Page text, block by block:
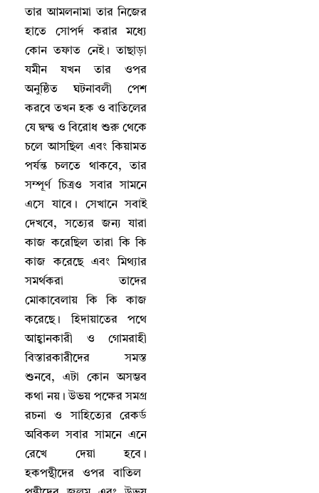
তার আমলনামা তার নিজের
হাতে সোপর্দ করার মধ্যে
কোন তফাত নেই। তাছাড়া
যমীন যখন তার ওপর
অনুষ্ঠিত ঘটনাবলী পেশ
করবে তখন হক ও বাতিলের
যে দ্বন্দ্ব ও বিরোধ শুরু থেকে
চলে আসছিল এবং কিয়ামত
পর্যন্ত চলতে থাকবে,তার
সম্পূর্ণ চিত্রও সবার সামনে
এসে যাবে। সেখানে সবাই
দেখবে,সত্যের জন্য যারা
কাজ করেছিল তারা কি কি
কাজ করেছে এবং মিথ্যার
সমর্থকরা তাদের
মোকাবেলায় কি কি কাজ
করেছে। হিদায়াতের পথে
আহ্বানকারী ও গোমরাহী
বিস্তারকারীদের সমস্ত
শুনবে,এটা কোন অসম্ভব
কথা নয়। উভয় পক্ষের সমগ্র
রচনা ও সাহিত্যের রেকর্ড
অবিকল সবার সামনে এনে
রেখে দেয়া হবে ।
হকপন্থীদের ওপর বাতিল